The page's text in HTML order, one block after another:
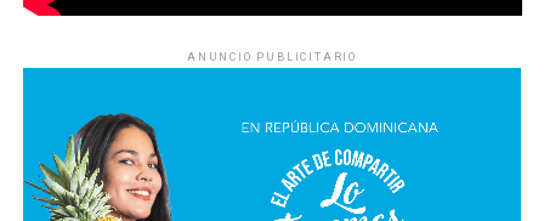
ANUNCIO PUBLICITARIO